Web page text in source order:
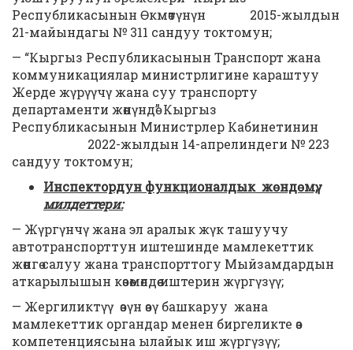
Республикасынын Өкмөтүнүн 2015-жылдын
21-майындагы № 311 сандуу токтомун;
— “Кыргыз Республикасынын Транспорт жана
коммуникациялар министрлигине караштуу
Жерде жүрүүчү жана суу транспорту
департаменти жөнүндө” Кыргыз
Республикасынын Министрлер Кабинетинин
2022-жылдын 14-апрелиндеги № 223
сандуу токтомун;
Инспектордун функционалдыкжөндөмү,
милдеттери:
— Жүргүнчү жана эл аралык жүк ташуучу
автотранспорттун иштешинде мамлекеттик
жөнгө салуу жана транспорттогу Мыйзамдардын
аткарылышын көзөмөлдөө иштерин жүргүзүү;
— Жергиликтүү өзүн өзү башкаруу жана
мамлекеттик органдар менен биргеликте өз
компетенциясына ылайык иш жүргүзүү;